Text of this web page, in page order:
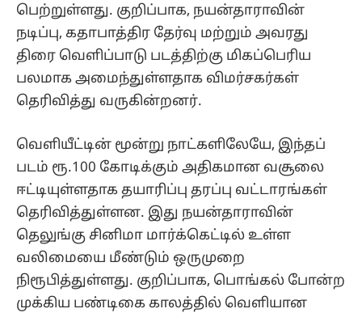
பெற்றுள்ளது. குறிப்பாக, நயன்தாராவின்
நடிப்பு, கதாபாத்திர தேர்வு மற்றும் அவரது
திரை வெளிப்பாடு படத்திற்கு மிகப்பெரிய
பலமாக அமைந்துள்ளதாக விமர்சகர்கள்
தெரிவித்து வருகின்றனர்.
வெளியீட்டின் மூன்று நாட்களிலேயே, இந்தப்
படம் ரூ.100 கோடிக்கும் அதிகமான வசூலை
ஈட்டியுள்ளதாக தயாரிப்பு தரப்பு வட்டாரங்கள்
தெரிவித்துள்ளன. இது நயன்தாராவின்
தெலுங்கு சினிமா மார்க்கெட்டில் உள்ள
வலிமையை மீண்டும் ஒருமுறை
நிரூபித்துள்ளது. குறிப்பாக, பொங்கல் போன்ற
முக்கிய பண்டிகை காலத்தில் வெளியான